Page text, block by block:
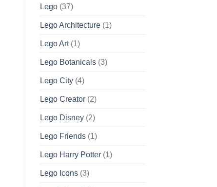
Lego(37)
Lego Architecture(1)
Lego Art(1)
Lego Botanicals(3)
Lego City(4)
Lego Creator(2)
Lego Disney(2)
Lego Friends(1)
Lego Harry Potter(1)
Lego Icons(3)